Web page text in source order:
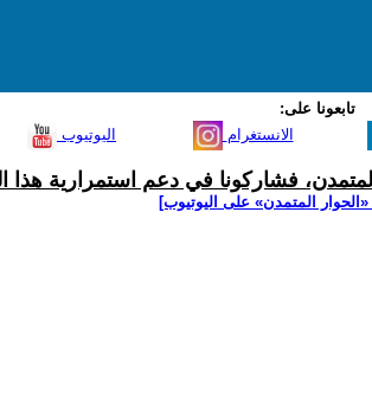
تابعونا على:
اليوتيوب الانستغرام
فشاركونا في دعم استمرارية هذا
المتمدن» على اليوتيوب]